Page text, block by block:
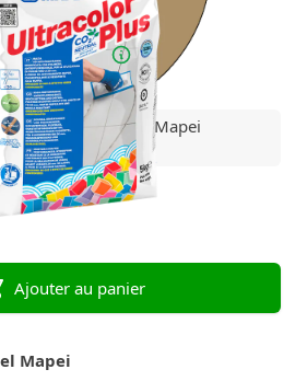
expédié lundi!
les variantesde Mapei
Ajouter au panier
Mapei